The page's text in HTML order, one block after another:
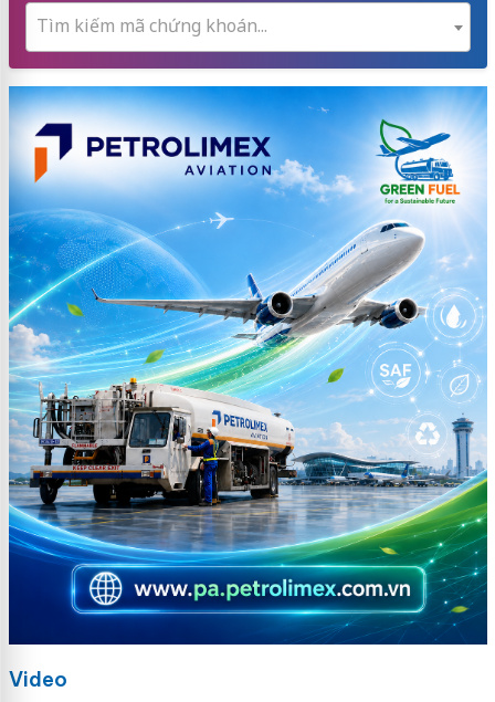
Tìm kiếm mã chứng khoán...
Video